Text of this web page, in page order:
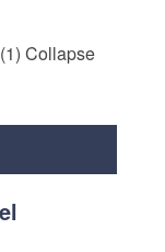
Collapse